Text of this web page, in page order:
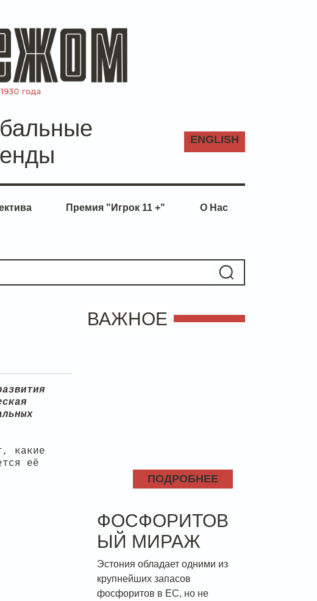
ENGLISH
Премия "Игрок 11 +" О Нас
какие
её
ВАЖНОЕ
ПОДРОБНЕЕ
ФОСФОРИТОВ
ЫЙ МИРАЖ
Эстония обладает одними из
крупнейших запасов
фосфоритов в ЕС, но не